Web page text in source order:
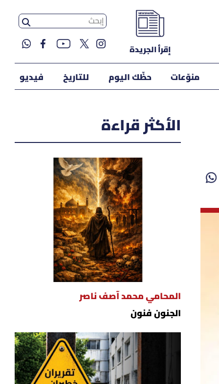
إقرأ الجريدة
منوّعات حظّك اليوم للتاريخ فيديو
الأكثر قراءة
المحامي محمد آصف ناصر
الجنون فنون